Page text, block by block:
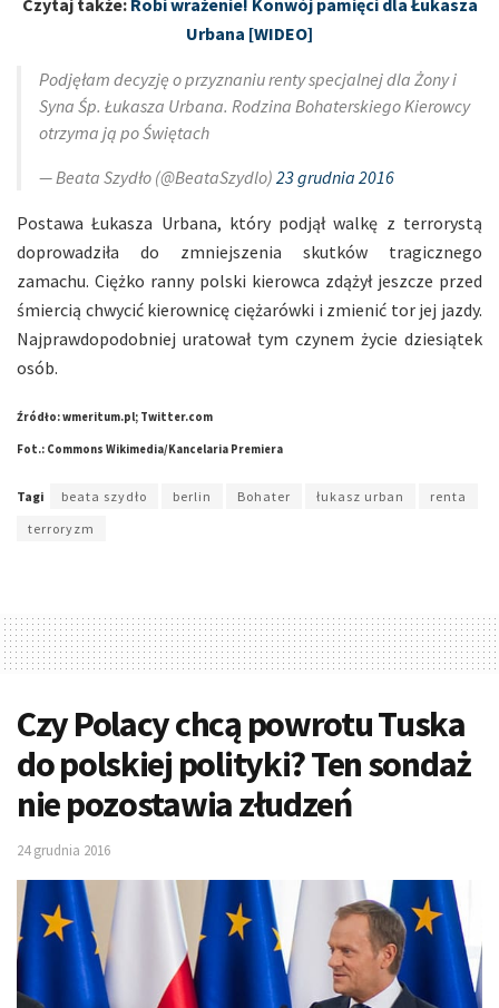
Urbana [WIDEO]
Podjęłam decyzję o przyznaniu renty specjalnej dla Żony i
Syna Śp. Łukasza Urbana. Rodzina Bohaterskiego Kierowcy
otrzyma ją po Świętach
— Beata Szydło (@BeataSzydlo) 23 grudnia 2016
Postawa Łukasza Urbana, który podjął walkę z terrorystą
doprowadziła do zmniejszenia skutków tragicznego
zamachu. Ciężko ranny polski kierowca zdążył jeszcze przed
śmiercią chwycić kierownicę ciężarówki i zmienić tor jej jazdy.
Najprawdopodobniej uratował tym czynem życie dziesiątek
osób.
Źródło: wmeritum.pl; Twitter.com
Fot.: Commons Wikimedia/Kancelaria Premiera
Tagi beata szydło berlin Bohater łukasz urban
renta
terroryzm
Czy Polacy chcą powrotu Tuska
do polskiej polityki? Ten sondaż
nie pozostawia złudzeń
24 grudnia 2016